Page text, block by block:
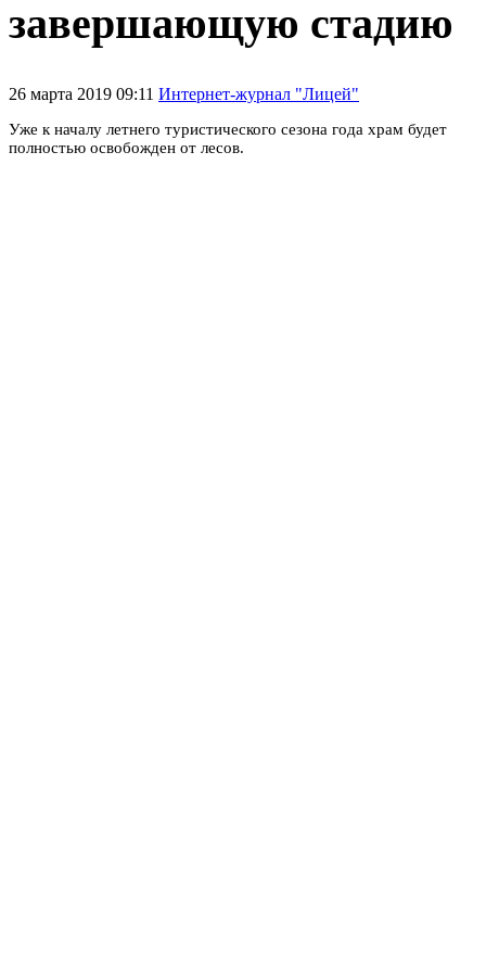
завершающую стадию
26 марта 2019 09:11 Интернет-журнал "Лицей"
Уже к началу летнего туристического сезона года храм будет
полностью освобожден от лесов.